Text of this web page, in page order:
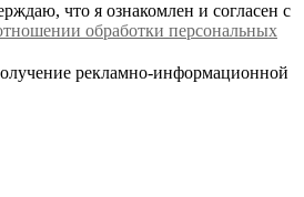
что я ознакомлен и согласен с
обработки персональных
рекламно-информационной